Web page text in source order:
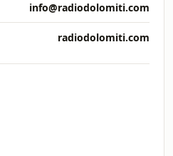
info@radiodolomiti.com
radiodolomiti.com